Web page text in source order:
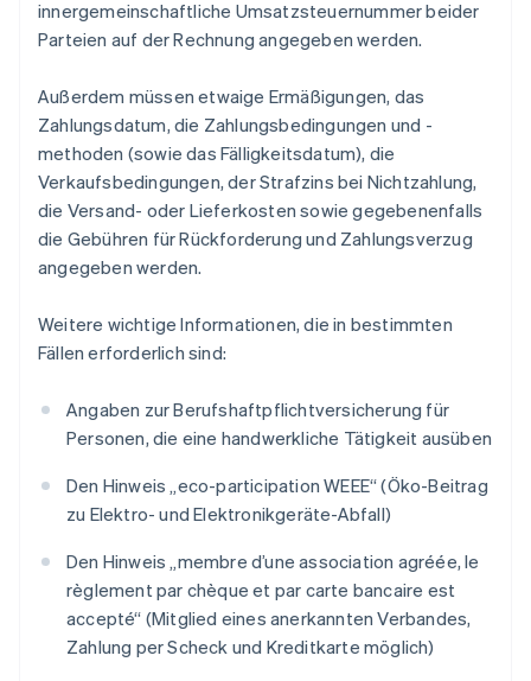
innergemeinschaftliche Umsatzsteuernummer beider
Parteien auf der Rechnung angegeben werden.
Außerdem müssen etwaige Ermäßigungen, das
Zahlungsdatum, die Zahlungsbedingungen und -
methoden (sowie das Fälligkeitsdatum), die
Verkaufsbedingungen, der Strafzins bei Nichtzahlung,
die Versand- oder Lieferkosten sowie gegebenenfalls
die Gebühren für Rückforderung und Zahlungsverzug
angegeben werden.
Weitere wichtige Informationen, die in bestimmten
Fällen erforderlich sind:
Angaben zur Berufshaftpflichtversicherung für
Personen, die eine handwerkliche Tätigkeit ausüben
Den Hinweis „eco-participation WEEE“ (Öko-Beitrag
zu Elektro- und Elektronikgeräte-Abfall)
Den Hinweis „membre d’une association agréée, le
règlement par chèque et par carte bancaire est
accepté“ (Mitglied eines anerkannten Verbandes,
Zahlung per Scheck und Kreditkarte möglich)